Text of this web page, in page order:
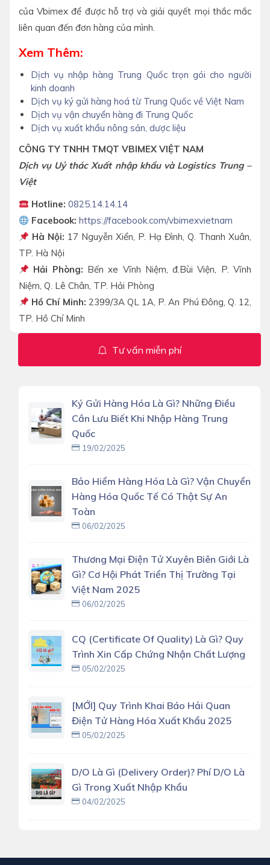
của Vbimex để được hỗ trợ và giải quyết mọi thắc mắc
liên quan đến đơn hàng của mình.
Xem Thêm:
Dịch vụ nhập hàng Trung Quốc trọn gói cho người
kinh doanh
Dịch vụ ký gửi hàng hoá từ Trung Quốc về Việt Nam
Dịch vụ vận chuyển hàng đi Trung Quốc
Dịch vụ xuất khẩu nông sản, dược liệu
CÔNG TY TNHH TMQT VBIMEX VIỆT NAM
Dịch vụ Uỷ thác Xuất nhập khẩu và Logistics Trung –
Việt
Hotline: 0825.14.14.14
Facebook: https://facebook.com/vbimexvietnam
Hà Nội: 17 Nguyễn Xiển, P. Hạ Đình, Q. Thanh Xuân,
TP. Hà Nội
Hải Phòng: Bến xe Vĩnh Niệm, đ.Bùi Viện, P. Vĩnh
Niệm, Q. Lê Chân, TP. Hải Phòng
Hồ Chí Minh: 2399/3A QL 1A, P. An Phú Đông, Q. 12,
TP. Hồ Chí Minh
Tư vấn miễn phí
Ký Gửi Hàng Hóa Là Gì? Những Điều
Cần Lưu Biết Khi Nhập Hàng Trung
Quốc
19/02/2025
Bảo Hiểm Hàng Hóa Là Gì? Vận Chuyển
Hàng Hóa Quốc Tế Có Thật Sự An
Toàn
06/02/2025
Thương Mại Điện Tử Xuyên Biên Giới Là
Gì? Cơ Hội Phát Triển Thị Trường Tại
Việt Nam 2025
06/02/2025
CQ (Certificate Of Quality) Là Gì? Quy
Trình Xin Cấp Chứng Nhận Chất Lượng
05/02/2025
[MỚI] Quy Trình Khai Báo Hải Quan
Điện Tử Hàng Hóa Xuất Khẩu 2025
05/02/2025
D/O Là Gì (delivery Order)? Phí D/O Là
Gì Trong Xuất Nhập Khẩu
04/02/2025